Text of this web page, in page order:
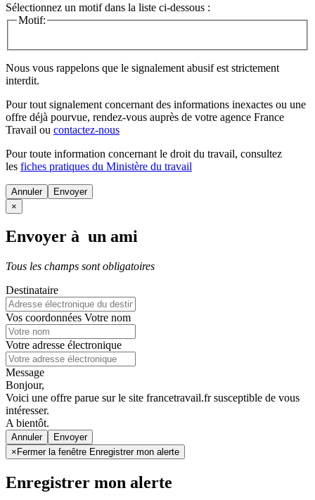
Sélectionnez un motif dans la liste ci-dessous :
Motif:
Nous vous rappelons que le signalement abusif est strictement
interdit.
Pour tout signalement concernant des informations inexactes ou une
offre déjà pourvue, rendez-vous auprès de votre agence France
Travail ou contactez-nous
Pour toute information concernant le droit du travail, consultez
les fiches pratiques du Ministère du travail
Annuler
×
Envoyer à un ami
Tous les champs sont obligatoires
Destinataire
Vos coordonnées Votre nom
Votre adresse électronique
Message
Bonjour,
Voici une offre parue sur le site francetravail.fr susceptible de vous
intéresser.
A bientôt.
Annuler
× Fermer la fenêtre Enregistrer mon alerte
Enregistrer mon alerte